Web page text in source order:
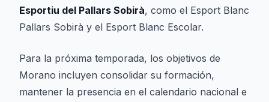
Esportiu del Pallars Sobirà, como el Esport Blanc
Pallars Sobirà y el Esport Blanc Escolar.
Para la próxima temporada, los objetivos de
Morano incluyen consolidar su formación,
mantener la presencia en el calendario nacional e